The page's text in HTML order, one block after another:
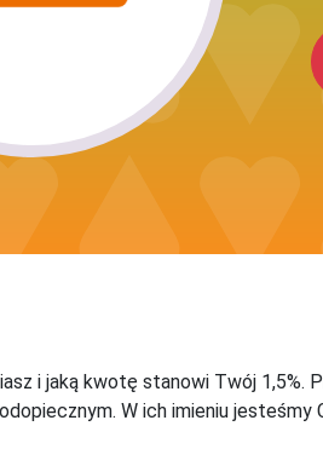
i jaką kwotę stanowi Twój 1,5%.
W ich imieniu jesteśmy